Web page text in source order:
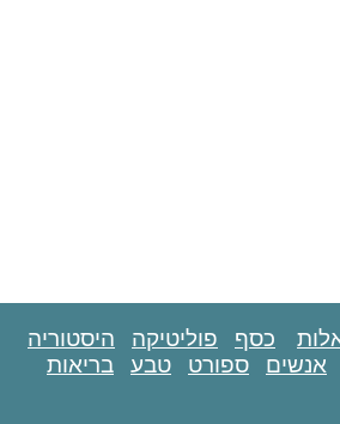
כסף פוליטיקה
היסטוריה
אנשים ספורט טבע בריאות